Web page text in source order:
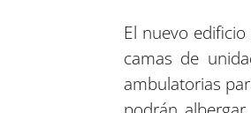
El nuevo
camas de
ambulatorias